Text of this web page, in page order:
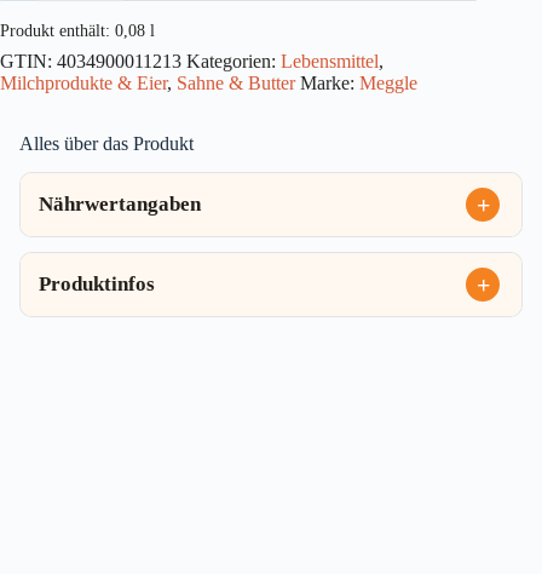
80ml
Menge
Produkt enthält: 0,08 l
GTIN: 4034900011213 Kategorien: Lebensmittel,
Milchprodukte & Eier, Sahne & Butter Marke: Meggle
Alles über das Produkt
Nährwertangaben
Produktinfos